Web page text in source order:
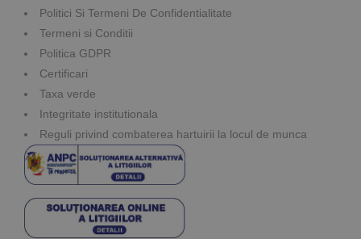
Politici Si Termeni De Confidentialitate
Termeni si Conditii
Politica GDPR
Certificari
Taxa verde
Integritate institutionala
Reguli privind combaterea hartuirii la locul de munca